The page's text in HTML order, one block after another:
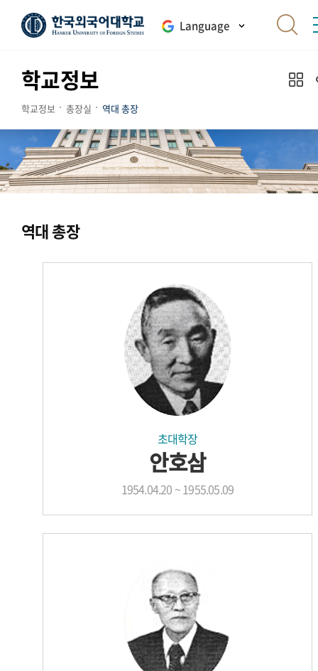
Language
학교정보
학교정보 총장실 역대 총장
역대 총장
초대학장
안호삼
1954.04.20 ~ 1955.05.09